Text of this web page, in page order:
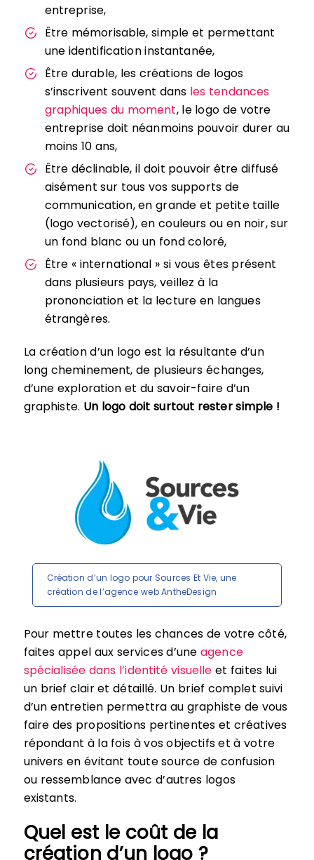
entreprise,
Être mémorisable, simple et permettant
une identification instantanée,
Être durable, les créations de logos
s’inscrivent souvent dans les tendances
graphiques du moment, le logo de votre
entreprise doit néanmoins pouvoir durer au
moins 10 ans,
Être déclinable, il doit pouvoir être diffusé
aisément sur tous vos supports de
communication, en grande et petite taille
(logo vectorisé), en couleurs ou en noir, sur
un fond blanc ou un fond coloré,
Être « international » si vous êtes présent
dans plusieurs pays, veillez à la
prononciation et la lecture en langues
étrangères.
La création d’un logo est la résultante d’un
long cheminement, de plusieurs échanges,
d’une exploration et du savoir-faire d’un
graphiste. Un logo doit surtout rester simple !
Création d’un logo pour Sources Et Vie, une
création de l’agence web AntheDesign
Pour mettre toutes les chances de votre côté,
faites appel aux services d’une agence
spécialisée dans l’identité visuelle et faites lui
un brief clair et détaillé. Un brief complet suivi
d’un entretien permettra au graphiste de vous
faire des propositions pertinentes et créatives
répondant à la fois à vos objectifs et à votre
univers en évitant toute source de confusion
ou ressemblance avec d’autres logos
existants.
Quel est le coût de la
création d’un logo ?